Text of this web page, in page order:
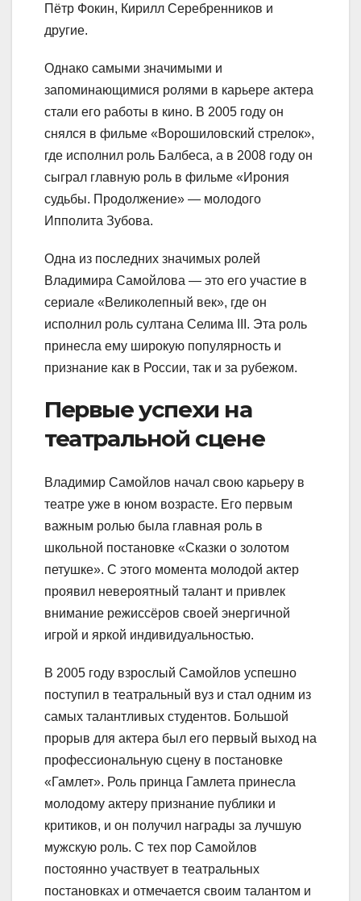
Пётр Фокин, Кирилл Серебренников и
другие.
Однако самыми значимыми и
запоминающимися ролями в карьере актера
стали его работы в кино. В 2005 году он
снялся в фильме «Ворошиловский стрелок»,
где исполнил роль Балбеса, а в 2008 году он
сыграл главную роль в фильме «Ирония
судьбы. Продолжение» — молодого
Ипполита Зубова.
Одна из последних значимых ролей
Владимира Самойлова — это его участие в
сериале «Великолепный век», где он
исполнил роль султана Селима III. Эта роль
принесла ему широкую популярность и
признание как в России, так и за рубежом.
Первые успехи на
театральной сцене
Владимир Самойлов начал свою карьеру в
театре уже в юном возрасте. Его первым
важным ролью была главная роль в
школьной постановке «Сказки о золотом
петушке». С этого момента молодой актер
проявил невероятный талант и привлек
внимание режиссёров своей энергичной
игрой и яркой индивидуальностью.
В 2005 году взрослый Самойлов успешно
поступил в театральный вуз и стал одним из
самых талантливых студентов. Большой
прорыв для актера был его первый выход на
профессиональную сцену в постановке
«Гамлет». Роль принца Гамлета принесла
молодому актеру признание публики и
критиков, и он получил награды за лучшую
мужскую роль. С тех пор Самойлов
постоянно участвует в театральных
постановках и отмечается своим талантом и